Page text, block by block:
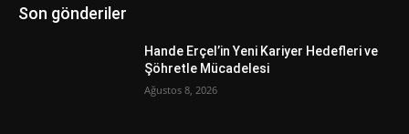
Son gönderiler
Hande Erçel’in Yeni Kariyer Hedefleri ve
Şöhretle Mücadelesi
Ağustos 8, 2026